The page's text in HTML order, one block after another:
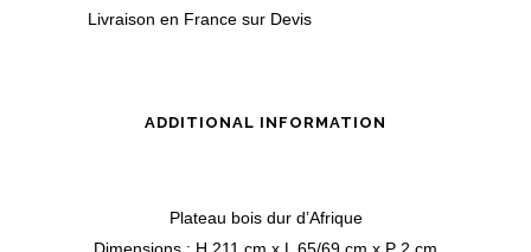
Livraison en France sur Devis
ADDITIONAL INFORMATION
Plateau bois dur d’Afrique